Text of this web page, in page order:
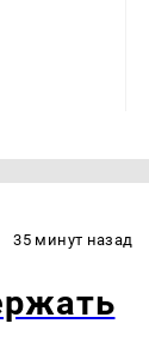
35 минут назад